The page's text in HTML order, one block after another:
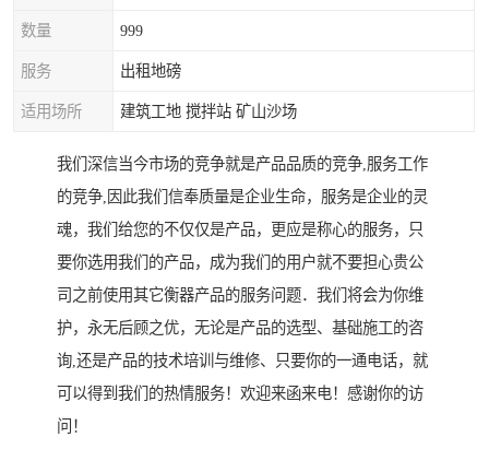
数量 999
服务 出租地磅
适用场所 建筑工地 搅拌站 矿山沙场
我们深信当今市场的竞争就是产品品质的竞争,服务工作
的竞争,因此我们信奉质量是企业生命，服务是企业的灵
魂，我们给您的不仅仅是产品，更应是称心的服务，只
要你选用我们的产品，成为我们的用户就不要担心贵公
司之前使用其它衡器产品的服务问题．我们将会为你维
护，永无后顾之优，无论是产品的选型、基础施工的咨
询,还是产品的技术培训与维修、只要你的一通电话，就
可以得到我们的热情服务！欢迎来函来电！感谢你的访
问！